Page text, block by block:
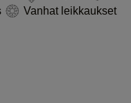
Vanhat leikkaukset